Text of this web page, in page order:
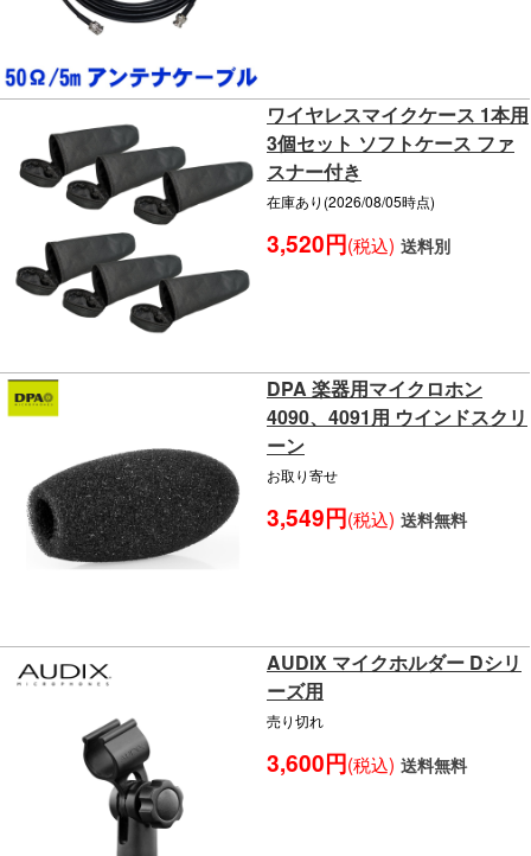
ワイヤレスマイクケース 1本用
3個セット ソフトケース ファ
スナー付き
在庫あり(2026/08/05時点)
3,520円(税込) 送料別
DPA 楽器用マイクロホン
4090、4091用 ウインドスクリ
ーン
お取り寄せ
3,549円(税込) 送料無料
AUDIX マイクホルダー Dシリ
ーズ用
売り切れ
3,600円(税込) 送料無料